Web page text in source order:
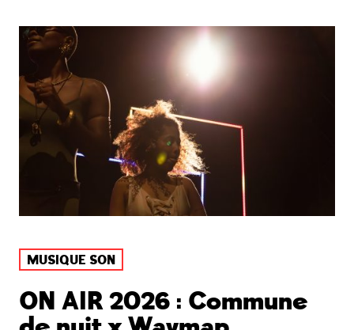
MUSIQUE SON
ON AIR 2026 : Commune